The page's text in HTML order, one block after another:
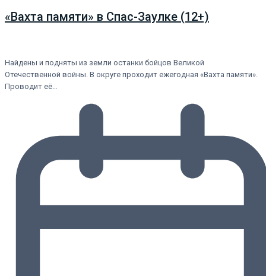
«Вахта памяти» в Спас-Заулке (12+)
Найдены и подняты из земли останки бойцов Великой
Отечественной войны. В округе проходит ежегодная «Вахта памяти».
Проводит её…